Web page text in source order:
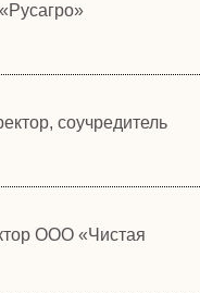
соучредитель
ООО «Чистая